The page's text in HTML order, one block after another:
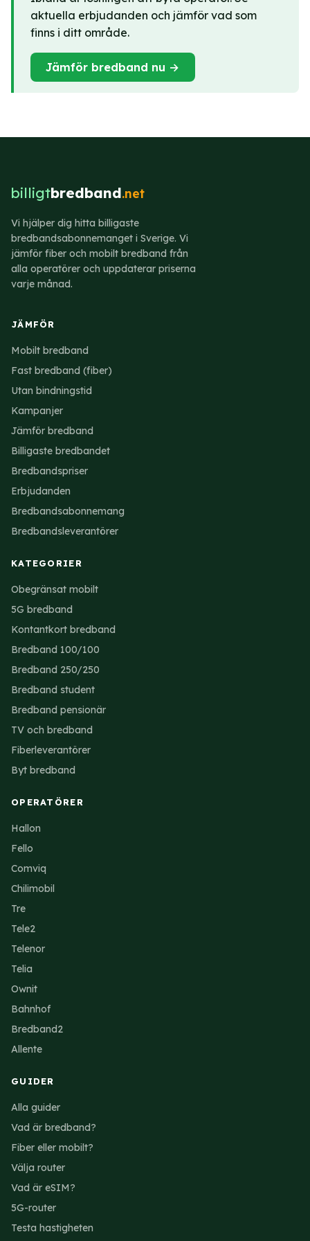
aktuella erbjudanden och jämför vad som
finns i ditt område.
Jämför bredband nu →
billigtbredband.net
Vi hjälper dig hitta billigaste
bredbandsabonnemanget i Sverige. Vi
jämför fiber och mobilt bredband från
alla operatörer och uppdaterar priserna
varje månad.
JÄMFÖR
Mobilt bredband
Fast bredband (fiber)
Utan bindningstid
Kampanjer
Jämför bredband
Billigaste bredbandet
Bredbandspriser
Erbjudanden
Bredbandsabonnemang
Bredbandsleverantörer
KATEGORIER
Obegränsat mobilt
5G bredband
Kontantkort bredband
Bredband 100/100
Bredband 250/250
Bredband student
Bredband pensionär
TV och bredband
Fiberleverantörer
Byt bredband
OPERATÖRER
Hallon
Fello
Comviq
Chilimobil
Tre
Tele2
Telenor
Telia
Ownit
Bahnhof
Bredband2
Allente
GUIDER
Alla guider
Vad är bredband?
Fiber eller mobilt?
Välja router
Vad är eSIM?
5G-router
Testa hastigheten